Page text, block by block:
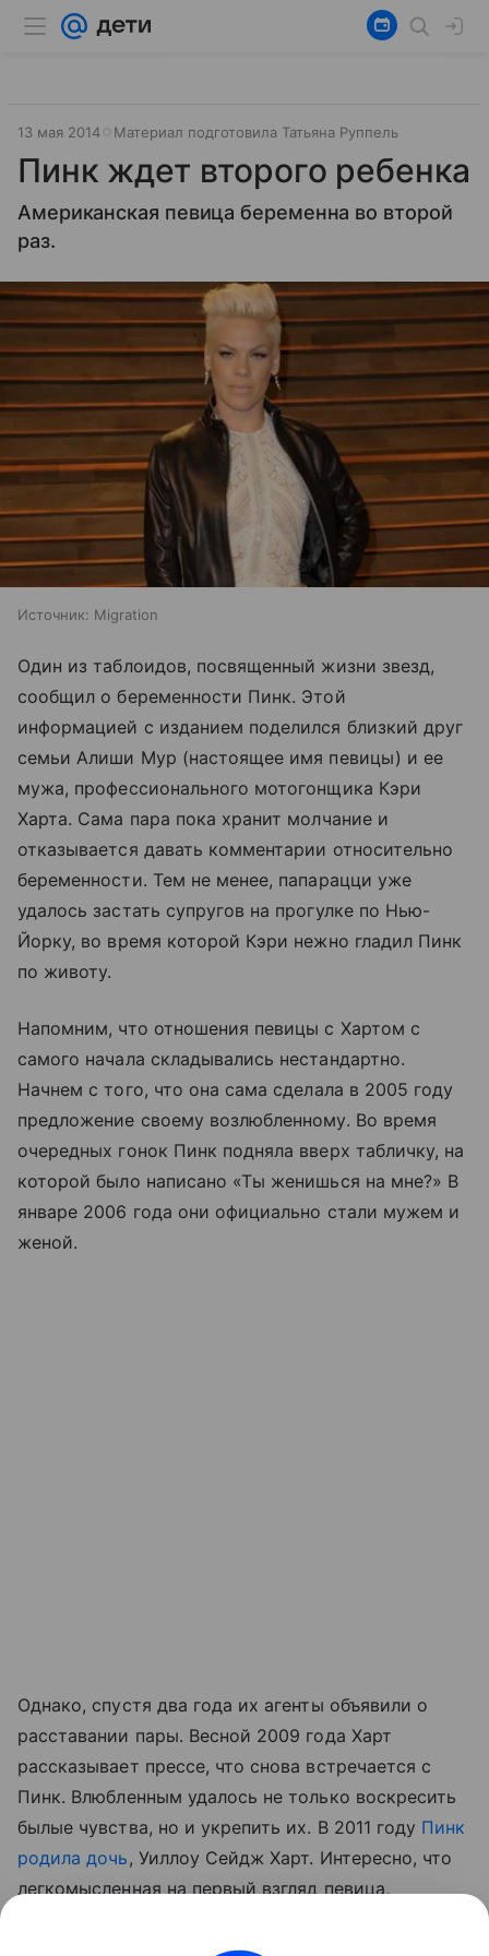
13 мая 2014 Материал подготовила Татьяна Руппель
Пинк ждет второго ребенка
Американская певица беременна во второй
раз.
Источник: Migration
Один из таблоидов, посвященный жизни звезд,
сообщил о беременности Пинк. Этой
информацией с изданием поделился близкий друг
семьи Алиши Мур (настоящее имя певицы) и ее
мужа, профессионального мотогонщика Кэри
Харта. Сама пара пока хранит молчание и
отказывается давать комментарии относительно
беременности. Тем не менее, папарацци уже
удалось застать супругов на прогулке по Нью-
Йорку, во время которой Кэри нежно гладил Пинк
по животу.
Напомним, что отношения певицы с Хартом с
самого начала складывались нестандартно.
Начнем с того, что она сама сделала в 2005 году
предложение своему возлюбленному. Во время
очередных гонок Пинк подняла вверх табличку, на
которой было написано «Ты женишься на мне?» В
январе 2006 года они официально стали мужем и
женой.
Однако, спустя два года их агенты объявили о
расставании пары. Весной 2009 года Харт
рассказывает прессе, что снова встречается с
Пинк. Влюбленным удалось не только воскресить
былые чувства, но и укрепить их. В 2011 году Пинк
родила дочь, Уиллоу Сейдж Харт. Интересно, что
легкомысленная на первый взгляд певица,
внимательной матерью. Она активно